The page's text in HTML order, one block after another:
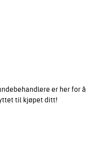
er her for å
til kjøpet ditt!